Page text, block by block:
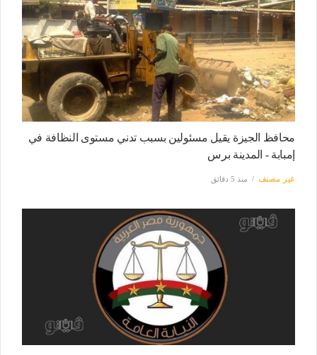
محافظ الجيزة يقيل مسئولين بسبب تدني مستوى النظافة في
إمبابة - المدينة برس
غير مصنف منذ 5 دقائق